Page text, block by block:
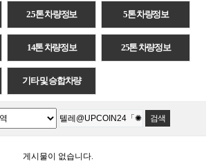
2.5톤 차량정보 5톤 차량정보
14톤 차량정보 25톤 차량정보
기타 및 승합차량
게시물이 없습니다.